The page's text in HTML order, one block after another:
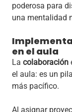
poderosa para
una mentalidad
en el aula
La colaboración
el aula: es un
más pacífico.
Al asignar